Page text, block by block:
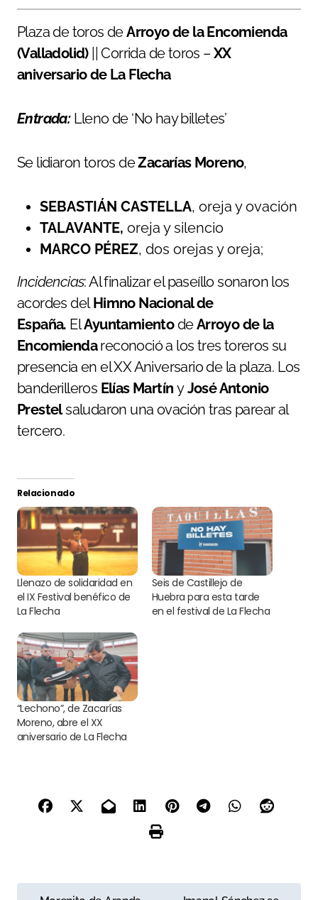
Plaza de toros deArroyo de la Encomienda
(Valladolid)
|| Corrida de toros –XX
aniversario de La Flecha
Entrada: Lleno de ‘No hay billetes’
Se lidiaron toros deZacarías Moreno,
SEBASTIÁN CASTELLA, oreja y ovación
TALAVANTE, oreja y silencio
MARCO PÉREZ, dos orejas y oreja;
Incidencias: Al finalizar el paseíllo sonaron los
acordes delHimno Nacional de
España. ElAyuntamientodeArroyo de la
Encomiendareconoció a los tres toreros su
presencia en el XX Aniversario de la plaza. Los
banderilleros Elías Martín yJosé Antonio
Prestelsaludaron una ovación tras parear al
tercero.
Relacionado
Llenazo de solidaridad en
el IX Festival benéfico de
La Flecha
Seis de Castillejo de
Huebra para esta tarde
en el festival de La Flecha
“Lechono”, de Zacarías
Moreno, abre el XX
aniversario de La Flecha